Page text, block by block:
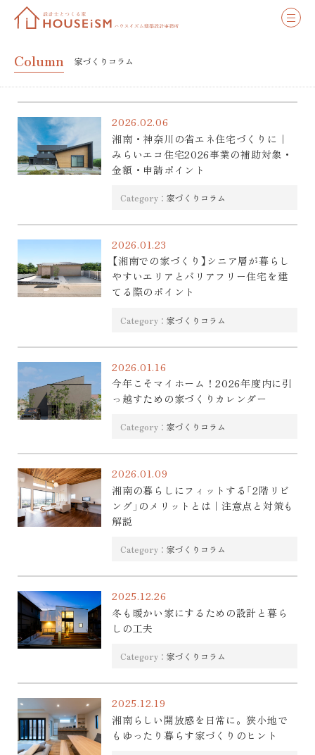
Column 家づくりコラム
2026.02.06
湘南・神奈川の省エネ住宅づくりに｜
みらいエコ住宅2026事業の補助対象・
金額・申請ポイント
Category： 家づくりコラム
2026.01.23
【湘南での家づくり】シニア層が暮らし
やすいエリアとバリアフリー住宅を建
てる際のポイント
Category： 家づくりコラム
2026.01.16
今年こそマイホーム！2026年度内に引
っ越すための家づくりカレンダー
Category： 家づくりコラム
2026.01.09
湘南の暮らしにフィットする「2階リビ
ング」のメリットとは｜注意点と対策も
解説
Category： 家づくりコラム
2025.12.26
冬も暖かい家にするための設計と暮ら
しの工夫
Category： 家づくりコラム
2025.12.19
湘南らしい開放感を日常に。狭小地で
もゆったり暮らす家づくりのヒント